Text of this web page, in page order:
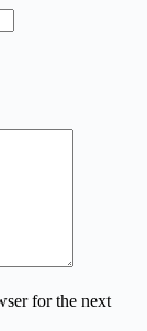
for the next